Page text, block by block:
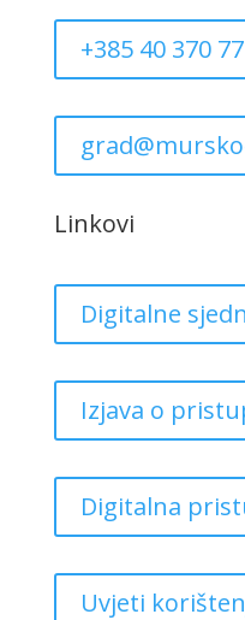
+385 40 370
Linkovi
Digitalne
Izjava o
Digitalna
Uvjeti